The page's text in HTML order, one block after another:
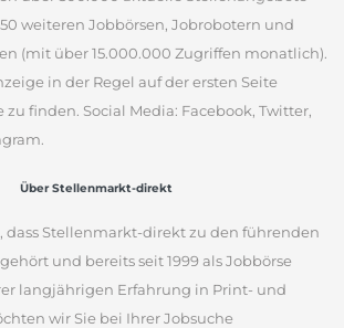
weiteren Jobbörsen, Jobrobotern und
(mit über 15.000.000 Zugriffen monatlich).
in der Regel auf der ersten Seite
finden. Social Media: Facebook, Twitter,
Über Stellenmarkt-direkt
dass Stellenmarkt-direkt zu den führenden
und bereits seit 1999 als Jobbörse
langjährigen Erfahrung in Print- und
wir Sie bei Ihrer Jobsuche